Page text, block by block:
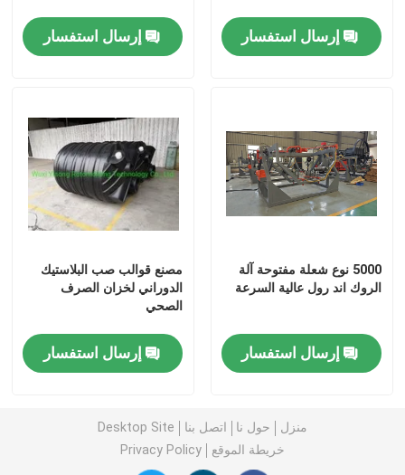
آلة rotomolding المكوك
آلة صب الدوران الدائري
طاحن LDPE
كسارة نفايات البلاستيك
منتجات روتو المقولبة
إرسال استفسار إرسال استفسار
5000 نوع شعلة مفتوحة آلة
الروك اند رول عالية السرعة
إرسال استفسار
مصنع قوالب صب البلاستيك
الدوراني لخزان الصرف
الصحي
إرسال استفسار
منزل حول نا اتصل بنا
Desktop Site
خريطة الموقع
Privacy Policy